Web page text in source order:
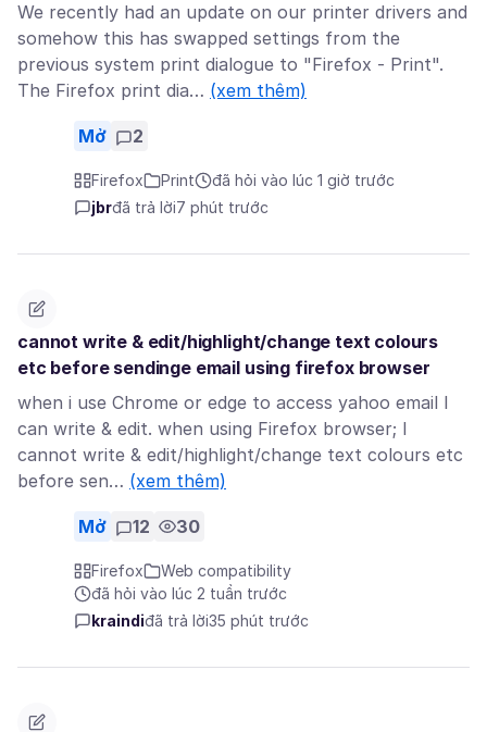
We recently had an update on our printer drivers and
somehow this has swapped settings from the
previous system print dialogue to "Firefox - Print".
The Firefox print dia… (xem thêm)
Mở 2
Firefox Print
đã hỏi vào lúc 1 giờ trước
jbrđã trả lời7 phút trước
cannot write & edit/highlight/change text colours
etc before sendinge email using firefox browser
when i use Chrome or edge to access yahoo email I
can write & edit. when using Firefox browser; I
cannot write & edit/highlight/change text colours etc
before sen… (xem thêm)
Mở 12 30
Firefox
Web compatibility
đã hỏi vào lúc 2 tuần trước
kraindiđã trả lời35 phút trước